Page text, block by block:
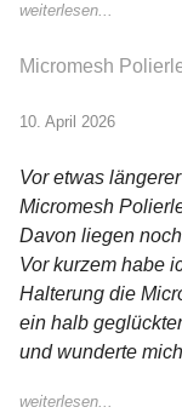
weiterlesen...
Micromesh
10. April 2026
Vor etwas
Micromesh
Davon liegen
Vor kurzem habe
Halterung die
ein halb
und wunderte
weiterlesen...